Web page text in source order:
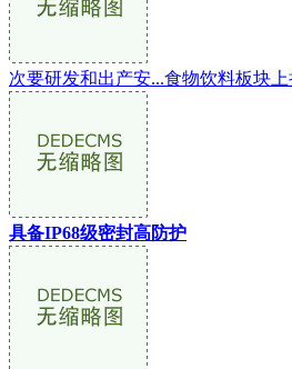
次要研发和出产安...食物饮料板块上
具备IP68级密封高防护